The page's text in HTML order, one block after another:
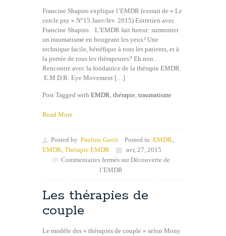
Francine Shapiro explique l’EMDR (extrait de « Le
cercle psy ».N°15 Janv/fev. 2015) Entretien avec
Francine Shapiro. L’EMDR fait fureur: surmonter
un traumatisme en bougeant les yeux! Une
technique facile, bénéfique à tous les patients, et à
la portée de tous les thérapeutes? Eh non…
Rencontre avec la fondatrice de la thérapie EMDR.
E.M.D.R: Eye Movement […]
Post Tagged with EMDR, thérapie, traumatisme
Read More
Posted by Pauline Gueit Posted in EMDR,
EMDR, Thérapie EMDR
avr, 27, 2015
Commentaires ferméssur Découverte de
l’EMDR
Les thérapies de
couple
Le modèle des « thérapies de couple » selon Mony